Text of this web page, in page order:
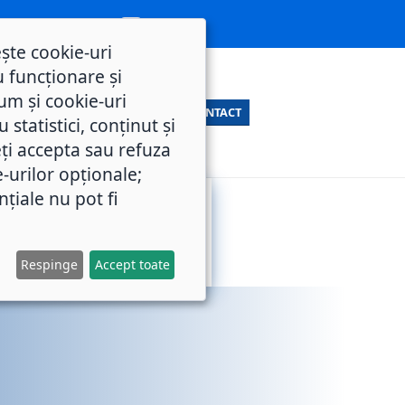
CONTACT
cookie-uri
funcționare și
și cookie-uri
statistici, conținut și
accepta sau refuza
urilor opționale;
nu pot fi
Respinge Accept toate